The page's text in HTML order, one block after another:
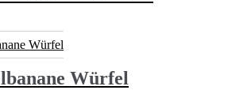
Würfel